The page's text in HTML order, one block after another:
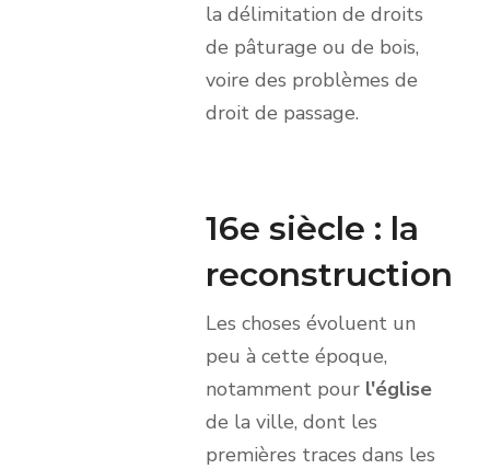
la délimitation de droits
de pâturage ou de bois,
voire des problèmes de
droit de passage.
16e siècle : la
reconstruction
Les choses évoluent un
peu à cette époque,
notamment pour l'église
de la ville, dont les
premières traces dans les